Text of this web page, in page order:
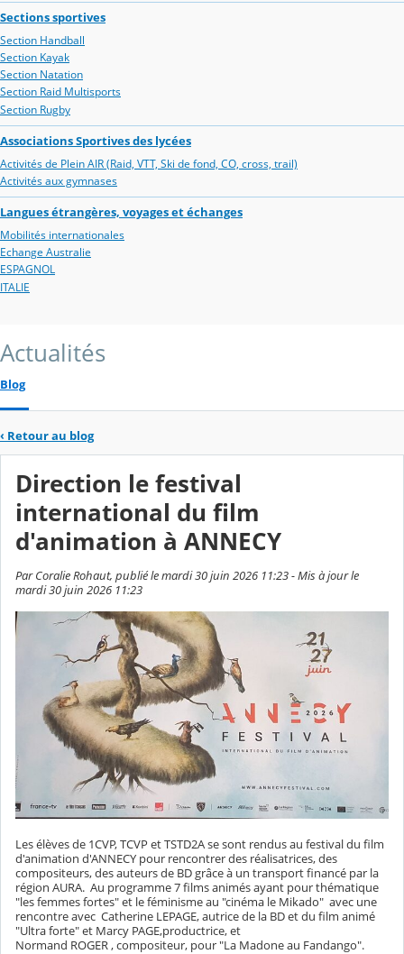
Sections sportives
Section Handball
Section Kayak
Section Natation
Section Raid Multisports
Section Rugby
Associations Sportives des lycées
Activités de Plein AIR (Raid, VTT, Ski de fond, CO, cross, trail)
Activités aux gymnases
Langues étrangères, voyages et échanges
Mobilités internationales
Echange Australie
ESPAGNOL
ITALIE
Actualités
Blog
‹ Retour au blog
Direction le festival
international du film
d'animation à ANNECY
Par Coralie Rohaut, publié le mardi 30 juin 2026 11:23 - Mis à jour le
mardi 30 juin 2026 11:23
Les élèves de 1CVP, TCVP et TSTD2A se sont rendus au festival du film
d'animation d'ANNECY pour rencontrer des réalisatrices, des
compositeurs, des auteurs de BD grâce à un transport financé par la
région AURA. Au programme 7 films animés ayant pour thématique
"les femmes fortes" et le féminisme au "cinéma le Mikado" avec une
rencontre avec Catherine LEPAGE, autrice de la BD et du film animé
"Ultra forte" et Marcy PAGE,productrice, et
Normand ROGER , compositeur, pour "La Madone au Fandango".